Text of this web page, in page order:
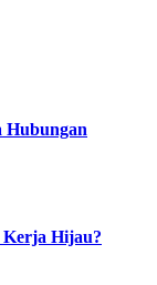
Hubungan
Kerja Hijau?